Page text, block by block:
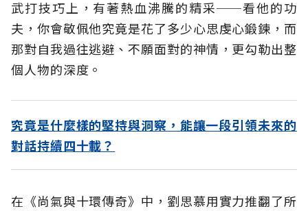
武打技巧上，有著熱血沸騰的精采──看他的功
夫，你會敬佩他究竟是花了多少心思虔心鍛鍊，而
那對自我過往逃避、不願面對的神情，更勾勒出整
個人物的深度。
究竟是什麼樣的堅持與洞察，能讓一段引領未來的
對話持續四十載？
在《尚氣與十環傳奇》中，劉思慕用實力推翻了所